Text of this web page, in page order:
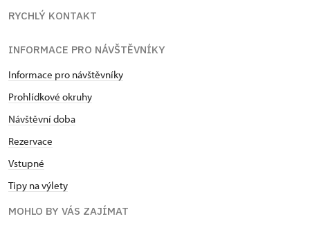
RYCHLÝ KONTAKT
INFORMACE PRO NÁVŠTĚVNÍKY
Informace pro návštěvníky
Prohlídkové okruhy
Návštěvní doba
Rezervace
Vstupné
Tipy na výlety
MOHLO BY VÁS ZAJÍMAT